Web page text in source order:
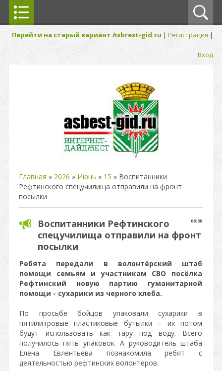
Перейти на старый вариант Asbrest-gid.ru | Регистрация |
Вход
Главная » 2026 » Июнь » 15 » Воспитанники
Рефтинского спецучилища отправили на фронт
посылки
08:30
Воспитанники Рефтинского
спецучилища отправили на фронт
посылки
Ребята передали в волонтёрский штаб
помощи семьям и участникам СВО посёлка
Рефтинский новую партию гуманитарной
помощи - сухарики из черного хлеба.
По просьбе бойцов упаковали сухарики в
пятилитровые пластиковые бутылки – их потом
будут использовать как тару под воду. Всего
получилось пять упаковок. А руководитель штаба
Елена Евлентьева познакомила ребят с
деятельностью рефтинских волонтеров.